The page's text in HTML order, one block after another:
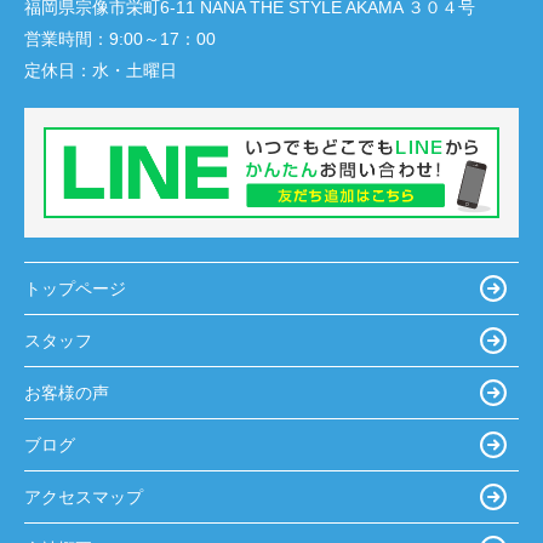
福岡県宗像市栄町6-11 NANA THE STYLE AKAMA ３０４号
営業時間： 9:00～17：00
定休日： 水・土曜日
トップページ
スタッフ
お客様の声
ブログ
アクセスマップ